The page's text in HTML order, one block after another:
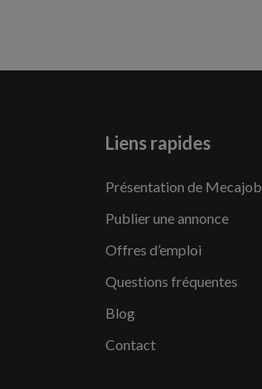
Liens rapides
Présentation de Mecajob
Publier une annonce
Offres d’emploi
Questions fréquentes
Blog
Contact